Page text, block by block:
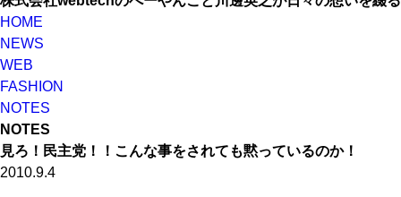
HOME
NEWS
WEB
FASHION
NOTES
NOTES
見ろ！民主党！！こんな事をされても黙っているのか！
2010.9.4